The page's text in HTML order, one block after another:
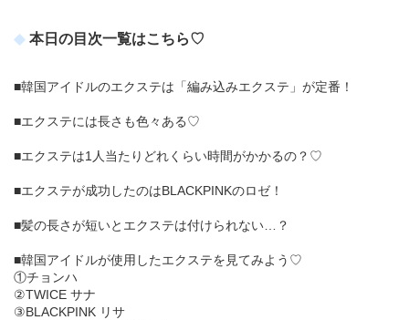
本日の目次一覧はこちら♡
■韓国アイドルのエクステは「編み込みエクステ」が定番！
■エクステには長さも色々ある♡
■エクステは1人当たりどれくらい時間がかかるの？♡
■エクステが成功したのはBLACKPINKのロゼ！
■髪の長さが短いとエクステは付けられない…？
■韓国アイドルが使用したエクステを見てみよう♡
①チョンハ
②TWICE サナ
③BLACKPINK リサ